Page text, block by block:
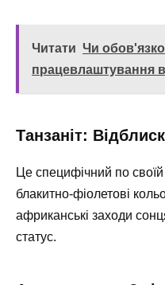
Читати Чи
працевлаштування в
Танзаніт:
Це специфічний по своїй
блакитно-фіолетові
африканські заходи
статус.